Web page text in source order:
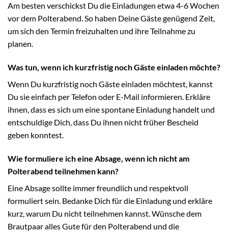
Am besten verschickst Du die Einladungen etwa 4-6 Wochen
vor dem Polterabend. So haben Deine Gäste genügend Zeit,
um sich den Termin freizuhalten und ihre Teilnahme zu
planen.
Was tun, wenn ich kurzfristig noch Gäste einladen möchte?
Wenn Du kurzfristig noch Gäste einladen möchtest, kannst
Du sie einfach per Telefon oder E-Mail informieren. Erkläre
ihnen, dass es sich um eine spontane Einladung handelt und
entschuldige Dich, dass Du ihnen nicht früher Bescheid
geben konntest.
Wie formuliere ich eine Absage, wenn ich nicht am
Polterabend teilnehmen kann?
Eine Absage sollte immer freundlich und respektvoll
formuliert sein. Bedanke Dich für die Einladung und erkläre
kurz, warum Du nicht teilnehmen kannst. Wünsche dem
Brautpaar alles Gute für den Polterabend und die